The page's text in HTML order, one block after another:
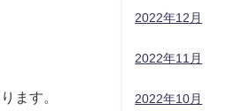
ます。
2022年12月
2022年11月
2022年10月